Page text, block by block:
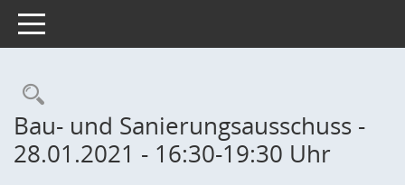
Toggle navigation
Rechercheauswahl
Bau- und Sanierungsausschuss -
28.01.2021 - 16:30-19:30 Uhr